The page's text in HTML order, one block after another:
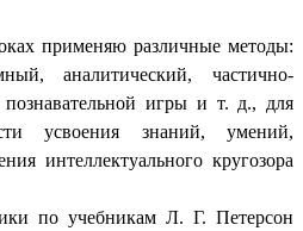
применяю различные методы:
аналитический, частично-
игры и т. д., для
усвоения знаний, умений,
интеллектуального кругозора
по учебникам Л. Г. Петерсон